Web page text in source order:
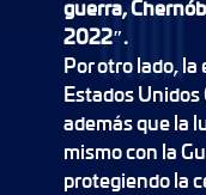
guerra,
2022″.
Por otro lado,
Estados
además que la
mismo con la
protegiendo la